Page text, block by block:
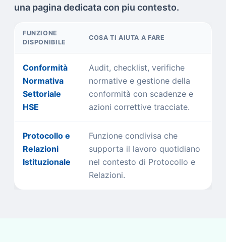
una pagina dedicata con piu contesto.
FUNZIONE
DISPONIBILE
COSA TI AIUTA A FARE
Conformità
Normativa
Settoriale
HSE
Audit, checklist, verifiche
normative e gestione della
conformità con scadenze e
azioni correttive tracciate.
Protocollo e
Relazioni
Istituzionale
Funzione condivisa che
supporta il lavoro quotidiano
nel contesto di Protocollo e
Relazioni.